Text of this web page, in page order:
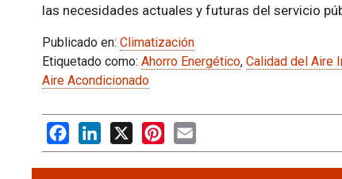
las necesidades actuales y futuras del servicio
Publicado en: Climatización
Etiquetado como: Ahorro Energético, Calidad del Aire
Aire Acondicionado
FacebookLinkedIn
X PinterestEmail